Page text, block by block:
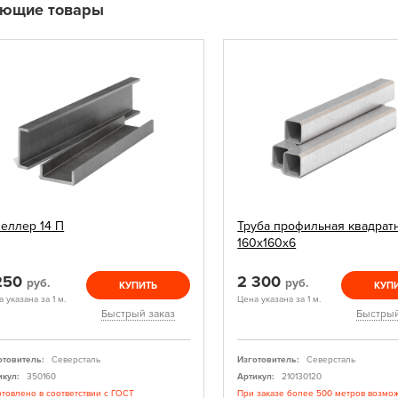
товары
14 П
руб.
указана за 1 м.
КУПИТЬ
Быстрый заказ
Северсталь
350160
в соответствии с ГОСТ
Труба профильная
160х160х6
2 300 руб.
Цена указана за 1 м.
Изготовитель:
Северсталь
Артикул:
210130120
При заказе более 500 метров